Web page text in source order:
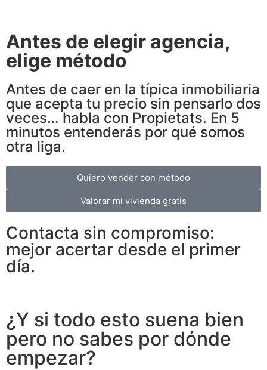
Antes de elegir agencia,
elige método
Antes de caer en la típica inmobiliaria
que acepta tu precio sin pensarlo dos
veces… habla con Propietats. En 5
minutos entenderás por qué somos
otra liga.
Quiero vender con método
Valorar mi vivienda gratis
Contacta sin compromiso:
mejor acertar desde el primer
día.
¿Y si todo esto suena bien
pero no sabes por dónde
empezar?